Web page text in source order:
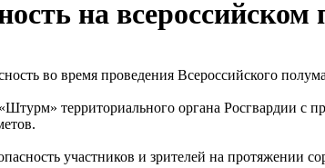
на
во время проведения Всероссийского
территориального органа Росгвардии с
участников и зрителей на протяжении